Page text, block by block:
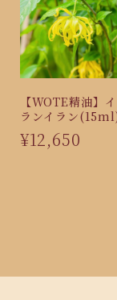
【WOTE精油】イ
ランイラン
¥12,650